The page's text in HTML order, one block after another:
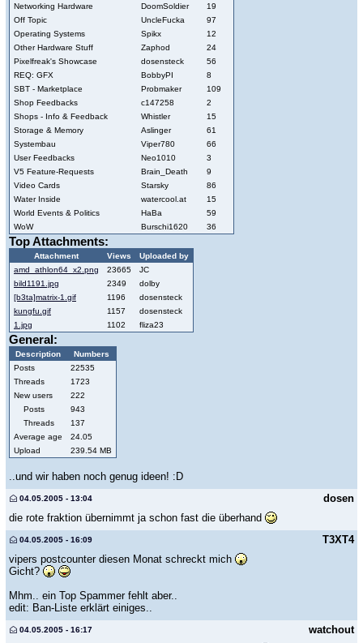
Networking Hardware DoomSoldier
19
Off Topic
UncleFucka
97
Operating Systems
Spikx
12
Other Hardware Stuff
Zaphod
24
Pixelfreak's Showcase
dosensteck
56
REQ: GFX
BobbyPI
8
SBT - Marketplace
Probmaker
109
Shop Feedbacks
c147258
2
Shops - Info & Feedback
Whistler
15
Storage & Memory
Aslinger
61
Systembau
Viper780
66
User Feedbacks
Neo1010
3
V5 Feature-Requests
Brain_Death
9
Video Cards
Starsky
86
Water Inside
watercool.at
15
World Events & Politics
HaBa
59
WoW
Burschi1620 36
Top Attachments:
Attachment Views
Uploaded by
amd_athlon64_x2.png
23665
JC
bild1191.jpg
2349
dolby
[b3ta]matrix-1.gif
1196
dosensteck
kungfu.gif
1157
dosensteck
1.jpg
1102 fliza23
General:
Description
Numbers
Posts
22535
Threads
1723
New users
222
Posts
943
Threads
137
Average age
24.05
Upload
239.54 MB
..und wir haben noch genug ideen! :D
dosen
04.05.2005 - 13:04
die rote fraktion übernimmt ja schon fast die überhand
T3XT4
04.05.2005 - 16:09
vipers postcounter diesen Monat schreckt mich
Gicht?
Mhm.. ein Top Spammer fehlt aber..
edit: Ban-Liste erklärt einiges..
watchout
04.05.2005 - 16:17